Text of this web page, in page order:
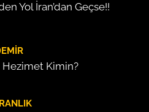
Yol İran’dan Geçse!!
Kimin?